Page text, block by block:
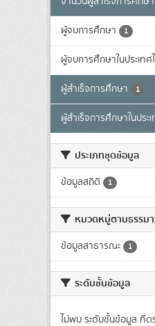
ผู้จบการศึกษา 1
ผู้จบการศึกษาในประเทศ
ผู้สำเร็จการศึกษา 1
ผู้สำเร็จการศึกษาในประ
ประเภทชุดข้อมูล
ข้อมูลสถิติ 1
หมวดหมู่ตามธรรม
ข้อมูลสาธารณะ 1
ระดับชั้นข้อมูล
ไม่พบ ระดับชั้นข้อมูล ที่